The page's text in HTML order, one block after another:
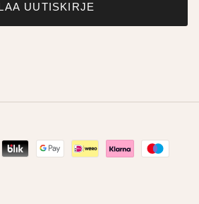
UUTISKIRJE